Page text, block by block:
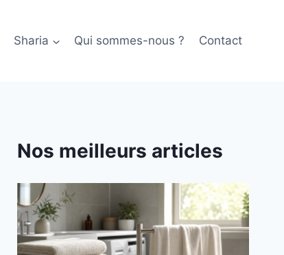
Sharia Qui sommes-nous ? Contact
Nos meilleurs articles